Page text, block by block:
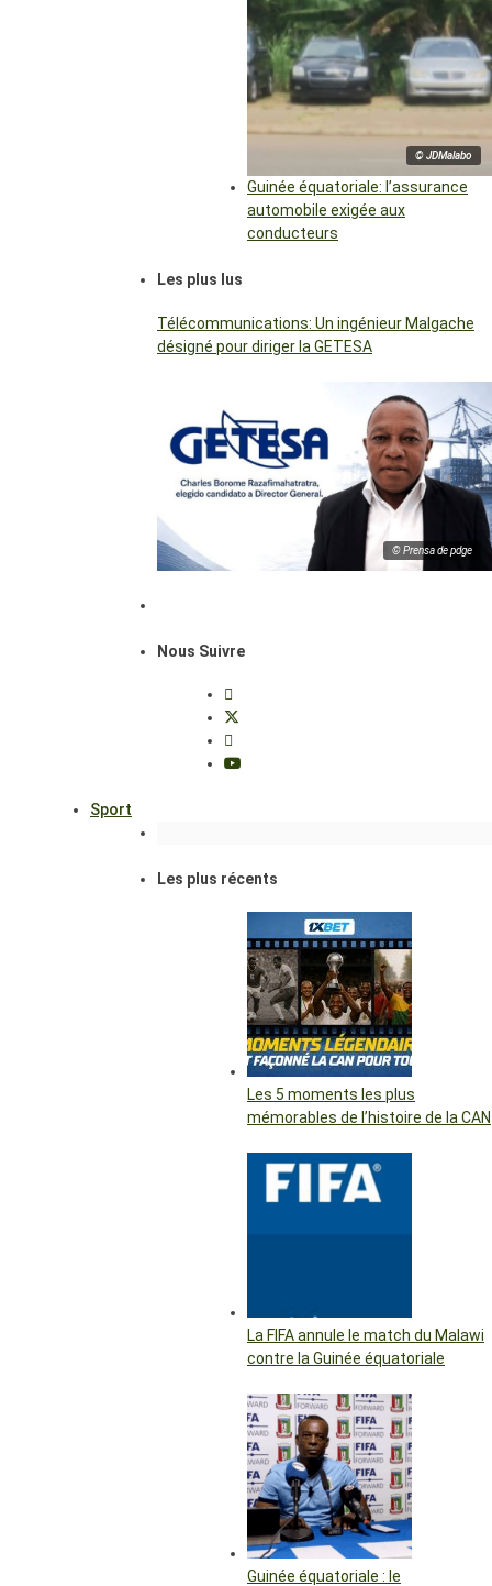
© JDMalabo
Guinée équatoriale: l’assurance
automobile exigée aux
conducteurs
Les plus lus
Télécommunications: Un ingénieur Malgache
désigné pour diriger la GETESA
© Prensa de pdge
Nous Suivre
Sport
Les plus récents
Les 5 moments les plus
mémorables de l’histoire de la CAN
La FIFA annule le match du Malawi
contre la Guinée équatoriale
Guinée équatoriale : le